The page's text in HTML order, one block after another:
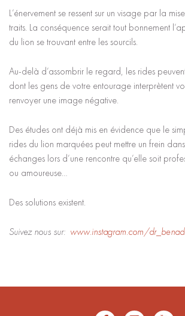
L’énervement se ressent sur un visage par la
traits. La conséquence serait tout bonnement
du lion se trouvant entre les sourcils.
Au-delà d’assombrir le regard, les rides
dont les gens de votre entourage interprètent
renvoyer une image négative.
Des études ont déjà mis en évidence que le
rides du lion marquées peut mettre un frein
échanges lors d’une rencontre qu’elle soit
ou amoureuse…
Des solutions existent.
Suivez nous sur: www.instagram.com/